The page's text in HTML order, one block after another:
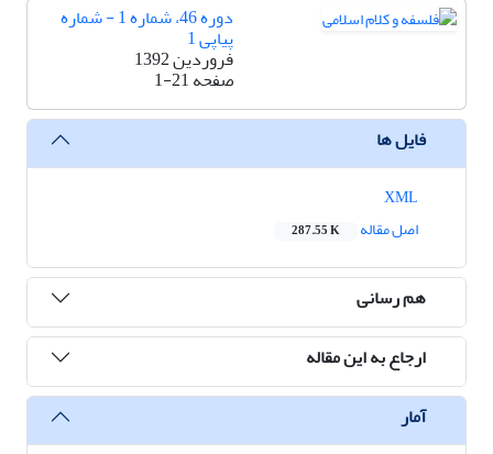
دوره 46، شماره 1 - شماره
پیاپی 1
فروردین 1392
صفحه1-21
فایل ها
اصل مقاله
287.55 K
هم رسانی
ارجاع به این مقاله
آمار